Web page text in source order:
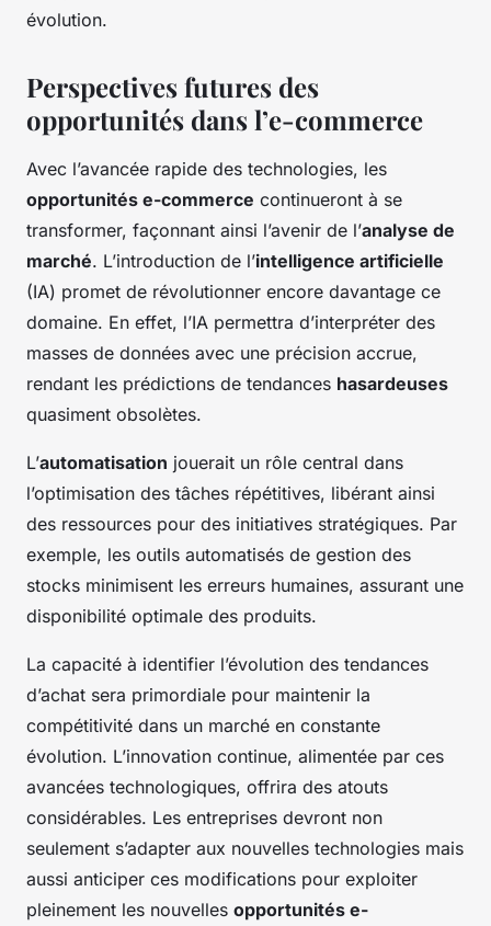
évolution.
Perspectives futures des
opportunités dans l’e-commerce
Avec l’avancée rapide des technologies, les
opportunités e-commerce continueront à se
transformer, façonnant ainsi l’avenir de l’analyse de
marché. L’introduction de l’intelligence artificielle
(IA) promet de révolutionner encore davantage ce
domaine. En effet, l’IA permettra d’interpréter des
masses de données avec une précision accrue,
rendant les prédictions de tendances hasardeuses
quasiment obsolètes.
L’automatisation jouerait un rôle central dans
l’optimisation des tâches répétitives, libérant ainsi
des ressources pour des initiatives stratégiques. Par
exemple, les outils automatisés de gestion des
stocks minimisent les erreurs humaines, assurant une
disponibilité optimale des produits.
La capacité à identifier l’évolution des tendances
d’achat sera primordiale pour maintenir la
compétitivité dans un marché en constante
évolution. L’innovation continue, alimentée par ces
avancées technologiques, offrira des atouts
considérables. Les entreprises devront non
seulement s’adapter aux nouvelles technologies mais
aussi anticiper ces modifications pour exploiter
pleinement les nouvelles opportunités e-